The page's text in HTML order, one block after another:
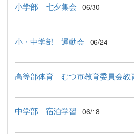
小学部 七夕集会 06/30
小・中学部 運動会 06/24
高等部体育 むつ市教育委員会教
中学部 宿泊学習 06/18